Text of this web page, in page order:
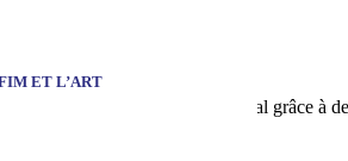
ET L’ART
au coeur du Vieux Lille.
privilégié et un confort optimal grâce à